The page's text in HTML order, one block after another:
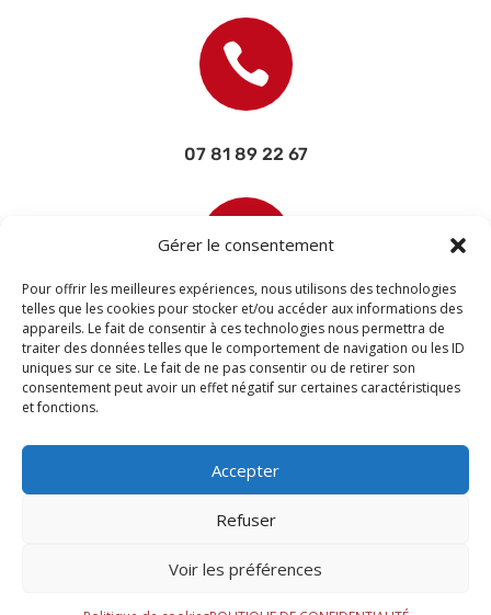
Gérer le consentement
Pour offrir les meilleures expériences, nous utilisons des technologies
telles que les cookies pour stocker et/ou accéder aux informations des
appareils. Le fait de consentir à ces technologies nous permettra de
traiter des données telles que le comportement de navigation ou les ID
uniques sur ce site. Le fait de ne pas consentir ou de retirer son
consentement peut avoir un effet négatif sur certaines caractéristiques
et fonctions.
Accepter
Refuser
Voir les préférences

07 81 89 22 67

contact@devisettravaux.fr
© 2026 M Development–Mentions légales